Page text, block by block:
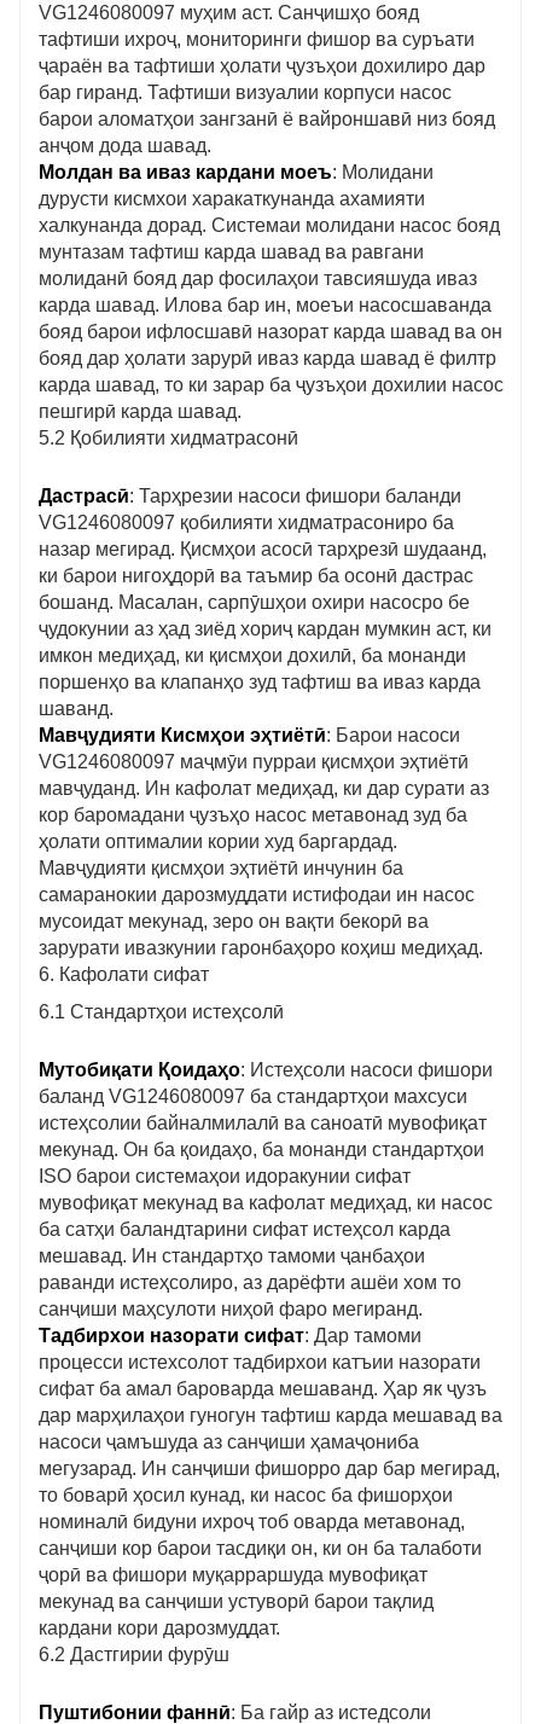
VG1246080097 муҳим аст. Санҷишҳо бояд
тафтиши ихроҷ, мониторинги фишор ва суръати
ҷараён ва тафтиши ҳолати ҷузъҳои дохилиро дар
бар гиранд. Тафтиши визуалии корпуси насос
барои аломатҳои зангзанӣ ё вайроншавӣ низ бояд
анҷом дода шавад.
Молдан ва иваз кардани моеъ: Молидани
дурусти кисмхои харакаткунанда ахамияти
халкунанда дорад. Системаи молидани насос бояд
мунтазам тафтиш карда шавад ва равгани
молиданӣ бояд дар фосилаҳои тавсияшуда иваз
карда шавад. Илова бар ин, моеъи насосшаванда
бояд барои ифлосшавӣ назорат карда шавад ва он
бояд дар ҳолати зарурӣ иваз карда шавад ё филтр
карда шавад, то ки зарар ба ҷузъҳои дохилии насос
пешгирӣ карда шавад.
5.2 Қобилияти хидматрасонӣ
Дастрасӣ: Тарҳрезии насоси фишори баланди
VG1246080097 қобилияти хидматрасониро ба
назар мегирад. Қисмҳои асосӣ тарҳрезӣ шудаанд,
ки барои нигоҳдорӣ ва таъмир ба осонӣ дастрас
бошанд. Масалан, сарпӯшҳои охири насосро бе
ҷудокунии аз ҳад зиёд хориҷ кардан мумкин аст, ки
имкон медиҳад, ки қисмҳои дохилӣ, ба монанди
поршенҳо ва клапанҳо зуд тафтиш ва иваз карда
шаванд.
Мавҷудияти Кисмҳои эҳтиётӣ: Барои насоси
VG1246080097 маҷмӯи пурраи қисмҳои эҳтиётӣ
мавҷуданд. Ин кафолат медиҳад, ки дар сурати аз
кор баромадани ҷузъҳо насос метавонад зуд ба
ҳолати оптималии кории худ баргардад.
Мавҷудияти қисмҳои эҳтиётӣ инчунин ба
самаранокии дарозмуддати истифодаи ин насос
мусоидат мекунад, зеро он вақти бекорӣ ва
зарурати ивазкунии гаронбаҳоро коҳиш медиҳад.
6. Кафолати сифат
6.1 Стандартҳои истеҳсолӣ
Мутобиқати Қоидаҳо: Истеҳсоли насоси фишори
баланд VG1246080097 ба стандартҳои махсуси
истеҳсолии байналмилалӣ ва саноатӣ мувофиқат
мекунад. Он ба қоидаҳо, ба монанди стандартҳои
ISO барои системаҳои идоракунии сифат
мувофиқат мекунад ва кафолат медиҳад, ки насос
ба сатҳи баландтарини сифат истеҳсол карда
мешавад. Ин стандартҳо тамоми ҷанбаҳои
раванди истеҳсолиро, аз дарёфти ашёи хом то
санҷиши маҳсулоти ниҳоӣ фаро мегиранд.
Тадбирхои назорати сифат: Дар тамоми
процесси истехсолот тадбирхои катъии назорати
сифат ба амал бароварда мешаванд. Ҳар як ҷузъ
дар марҳилаҳои гуногун тафтиш карда мешавад ва
насоси ҷамъшуда аз санҷиши ҳамаҷониба
мегузарад. Ин санҷиши фишорро дар бар мегирад,
то боварӣ ҳосил кунад, ки насос ба фишорҳои
номиналӣ бидуни ихроҷ тоб оварда метавонад,
санҷиши кор барои тасдиқи он, ки он ба талаботи
ҷорӣ ва фишори муқарраршуда мувофиқат
мекунад ва санҷиши устуворӣ барои тақлид
кардани кори дарозмуддат.
6.2 Дастгирии фурӯш
Пуштибонии фаннӣ: Ба гайр аз истедсоли